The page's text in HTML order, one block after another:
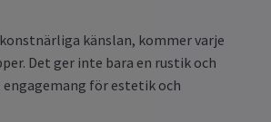
känslan, kommer varje
Det ger inte bara en rustik och
för estetik och